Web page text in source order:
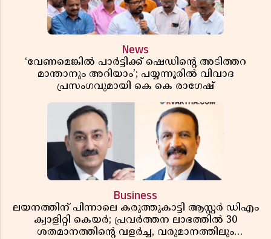
News
‘വേണമെങ്കിൽ പാർട്ടിക്ക് ഷെഡിൻ്റെ അടിത്തറ
മാന്താനും അറിയാം’; പയ്യന്നൂരിൽ വിവാദ
പ്രസംഗവുമായി കെ കെ രാഗേഷ്
Business
ലയനത്തിന് പിന്നാലെ കരുത്തുകാട്ടി ആസ്റ്റർ ഡിഎം
ക്വാളിറ്റി കെയർ; പ്രവർത്തന ലാഭത്തിൽ 30
ശതമാനത്തിൻ്റെ വളർച്ച, വരുമാനത്തിലും